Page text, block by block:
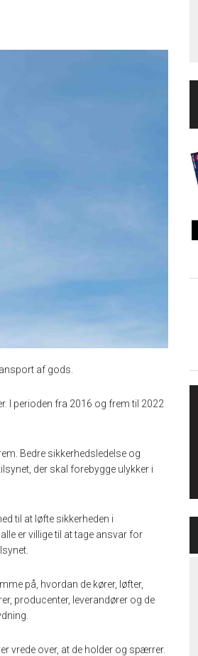
af gods.
I perioden fra 2016 og frem til 2022
Bedre sikkerhedsledelse og
der skal forebygge ulykker i
til at løfte sikkerheden i
er villige til at tage ansvar for
på, hvordan de kører, løfter,
producenter, leverandører og de
vrede over, at de holder og spærrer.